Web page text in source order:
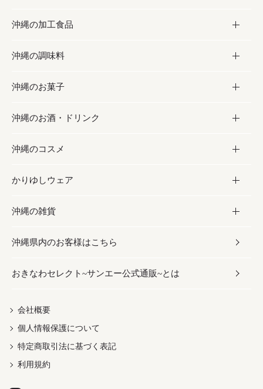
お取り寄せグルメ
フルーツ・野菜
お肉
海産物
沖縄の加工食品
加工食品
缶詰／パウチ
沖縄料理
沖縄そば／乾麺
レトルト食品
乾物／粉類
沖縄の調味料
調味料
砂糖／黒砂糖
塩
お酢／ドレッシング
しょうゆ
みそ
だし／スパイス／島唐辛子
沖縄のお菓子
お菓子
黒糖
ちんすこう
伝統菓子
スナック
おつまみ
紅芋
沖縄のお酒・ドリンク
お酒・ドリンク
泡盛
ビール・チューハイ
ワイン・ウィスキー・カクテル
ドリンク
茶葉
沖縄のコスメ
コスメ
スキンケア
ボディケア
ヘアケア
UVケア
かりゆしウェア
かりゆしウェア
メンズ
レディース
沖縄の雑貨
雑貨
沖縄ファッション
伝統工芸品
沖縄県内のお客様はこちら
おきなわセレクト~サンエー公式通販~とは
会社概要
個人情報保護について
特定商取引法に基づく表記
利用規約